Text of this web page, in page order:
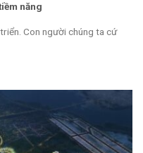
năng
Con người chúng ta cứ